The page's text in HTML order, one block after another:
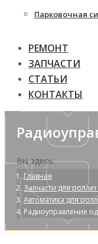
Парковочная
РЕМОНТ
ЗАПЧАСТИ
СТАТЬИ
КОНТАКТЫ
Вы здесь:
Главная
Запчасти для
Автоматика для
Радиоуправление